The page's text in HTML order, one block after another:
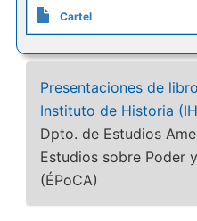
Cartel
Presentaciones de
Instituto de Historia
Dpto. de Estudios
Estudios sobre Poder
(ÉPoCA)